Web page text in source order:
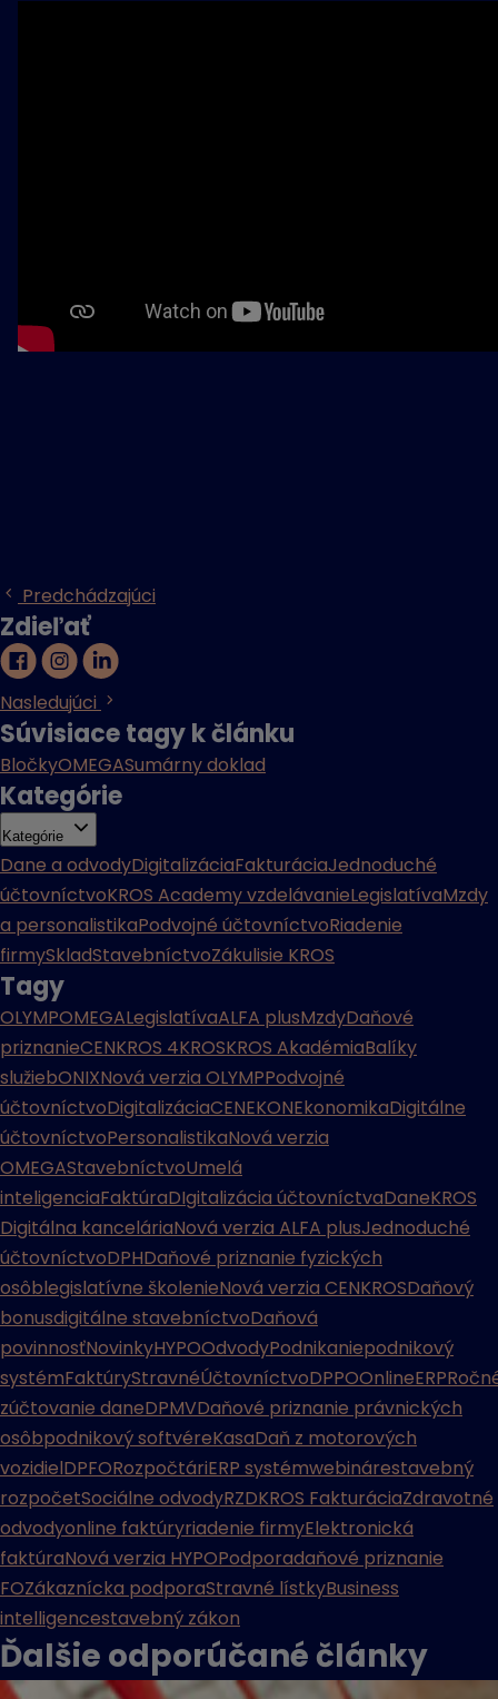
Predchádzajúci
Zdieľať
Nasledujúci
Súvisiace tagy k článku
BločkyOMEGASumárny doklad
Kategórie
Kategórie
Dane a odvodyDigitalizáciaFakturáciaJednoduché
účtovníctvoKROS Academy vzdelávanieLegislatívaMzdy
a personalistikaPodvojné účtovníctvoRiadenie
firmySkladStavebníctvoZákulisie KROS
Tagy
OLYMPOMEGALegislatívaALFA plusMzdyDaňové
priznanieCENKROS 4KROSKROS AkadémiaBalíky
služiebONIXNová verzia OLYMPPodvojné
účtovníctvoDigitalizáciaCENEKONEkonomikaDigitálne
účtovníctvoPersonalistikaNová verzia
OMEGAStavebníctvoUmelá
inteligenciaFaktúraDIgitalizácia účtovníctvaDaneKROS
Digitálna kanceláriaNová verzia ALFA plusJednoduché
účtovníctvoDPHDaňové priznanie fyzických
osôblegislatívne školenieNová verzia CENKROSDaňový
bonusdigitálne stavebníctvoDaňová
povinnosťNovinkyHYPOOdvodyPodnikaniepodnikový
systémFaktúryStravnéÚčtovníctvoDPPOOnlineERP
zúčtovanie daneDPMVDaňové priznanie právnických
osôbpodnikový softvéreKasaDaň z motorových
vozidielDPFORozpočtáriERP systémwebinárestavebný
rozpočetSociálne odvodyRZDKROS FakturáciaZdravotné
odvodyonline faktúryriadenie firmyElektronická
faktúraNová verzia HYPOPodporadaňové priznanie
FOZákaznícka podporaStravné lístkyBusiness
intelligencestavebný zákon
Ďalšie odporúčané články